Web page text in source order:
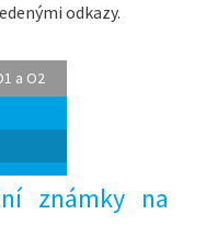
odkazy.
a O2
známky na